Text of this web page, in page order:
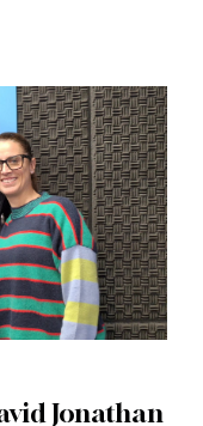
Jonathan